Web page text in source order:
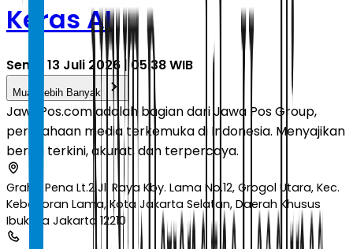
Keras AI
Senin, 13 Juli 2026 | 05.38 WIB
Muat Lebih Banyak
JawaPos.com adalah bagian dari Jawa Pos Group,
perusahaan media terkemuka di Indonesia. Menyajikan
berita terkini, akurat, dan terpercaya.
Graha Pena Lt.2 Jl. Raya Kby. Lama No.12, Grogol Utara, Kec.
Kebayoran Lama, Kota Jakarta Selatan, Daerah Khusus
Ibukota Jakarta 12210